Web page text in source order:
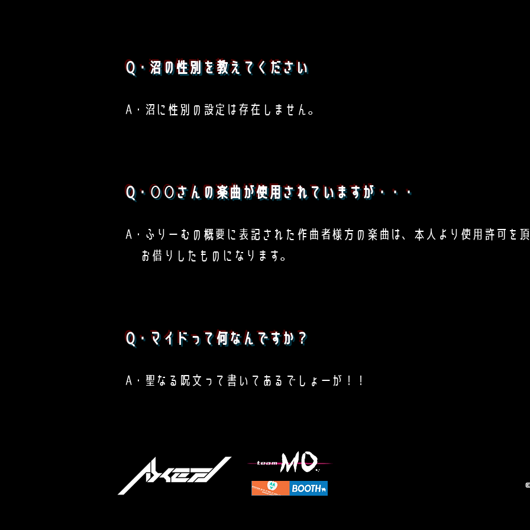
Q・沼の性別を教えてください
A・沼に性別の設定は存在しません。
Q・○○さんの楽曲が使用されていますが・・・
A・ふりーむの概要に表記された作曲者様方の楽曲は、本人より使用許可を
お借りしたものになります。
Q・マイドって何なんですか？
A・聖なる呪文って書いてあるでしょーが！！